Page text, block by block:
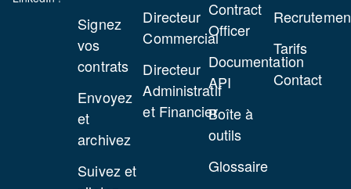
Signez
vos
contrats
Envoyez
et
archivez
Suivez et
Directeur
Commercial
Directeur
Administratif
et Financier
Contract
Officer
Documentation
API
Boîte à
outils
Glossaire
Tarifs
Contact